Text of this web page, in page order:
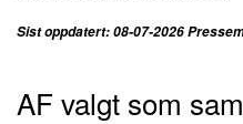
Sist oppdatert: 08-07-2026
AF valgt som